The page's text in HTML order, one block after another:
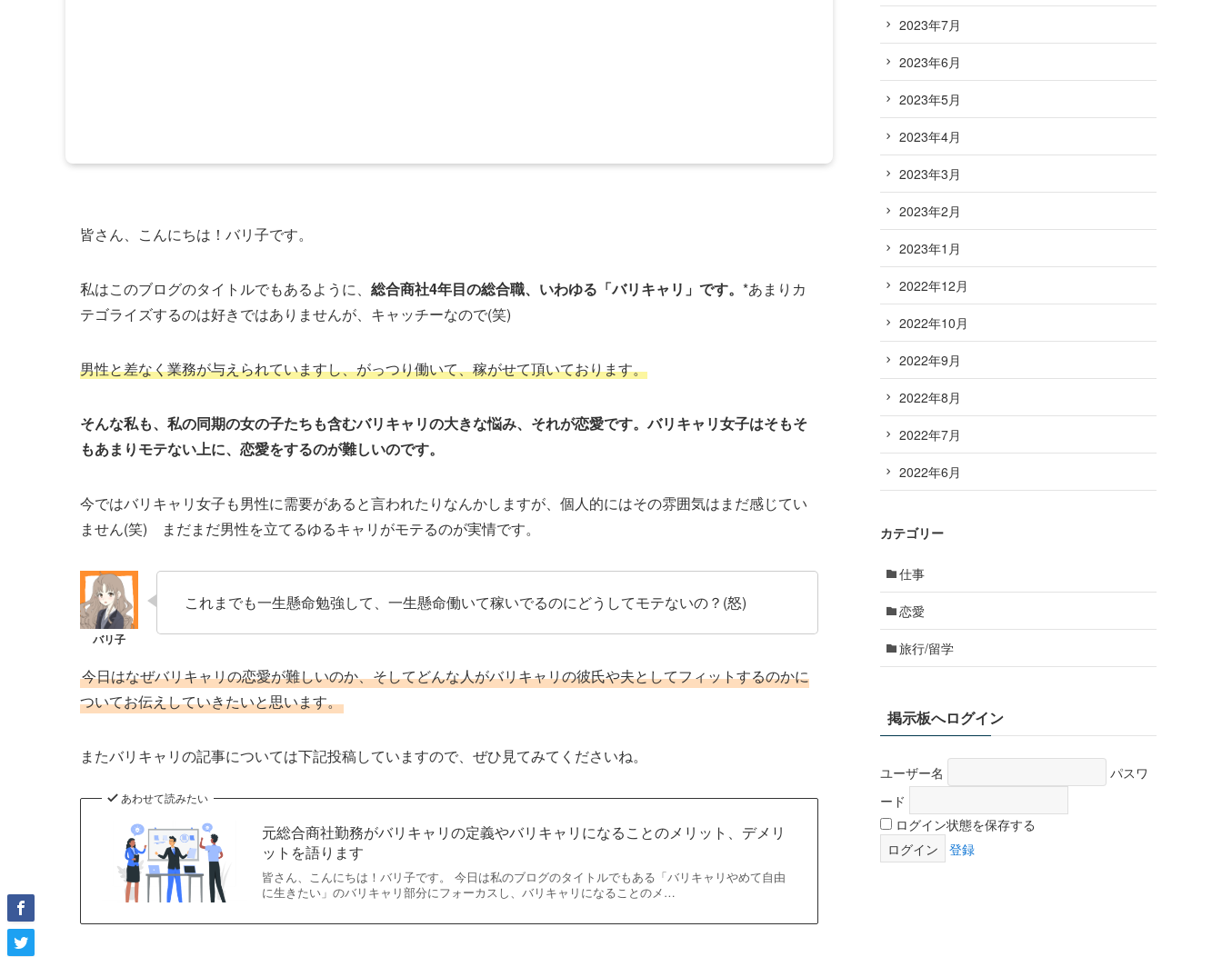
皆さん、こんにちは！バリ子です。
私はこのブログのタイトルでもあるように、 総合商社4年目の総合職、いわゆる「バリキャリ」です。 *あまりカ
テゴライズするのは好きではありませんが、キャッチーなので(笑)
男性と差なく業務が与えられていますし、がっつり働いて、稼がせて頂いております。
そんな私も、私の同期の女の子たちも含むバリキャリの大きな悩み、それが恋愛です。バリキャリ女子はそもそ
もあまりモテない上に、恋愛をするのが難しいのです。
今ではバリキャリ女子も男性に需要があると言われたりなんかしますが、個人的にはその雰囲気はまだ感じてい
ません(笑) まだまだ男性を立てるゆるキャリがモテるのが実情です。
これまでも一生懸命勉強して、一生懸命働いて稼いでるのにどうしてモテないの？(怒)
今日はなぜバリキャリの恋愛が難しいのか、そしてどんな人がバリキャリの彼氏や夫としてフィットするのかに
ついてお伝えしていきたいと思います。
またバリキャリの記事については下記投稿していますので、ぜひ見てみてくださいね。
あわせて読みたい
元総合商社勤務がバリキャリの定義やバリキャリになることのメリット、デメリ
ットを語ります
皆さん、こんにちは！バリ子です。 今日は私のブログのタイトルでもある「バリキャリやめて自由
に生きたい」のバリキャリ部分にフォーカスし、バリキャリになることのメ…
2023年7月
2023年6月
2023年5月
2023年4月
2023年3月
2023年2月
2023年1月
2022年12月
2022年10月
2022年9月
2022年8月
2022年7月
2022年6月
カテゴリー
仕事
恋愛
旅行/留学
掲示板へログイン
ユーザー名
パスワ
ード
ログイン状態を保存する
登録